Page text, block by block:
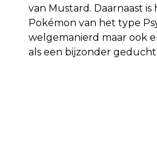
van Mustard. Daarnaast
Pokémon van het type
welgemanierd maar ook
als een bijzonder